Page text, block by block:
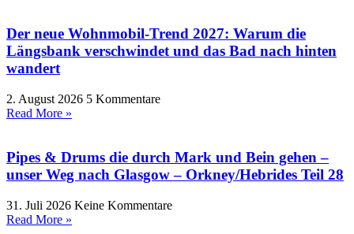
Der neue Wohnmobil-Trend 2027: Warum die
Längsbank verschwindet und das Bad nach hinten
wandert
2. August 2026 5 Kommentare
Read More »
Pipes & Drums die durch Mark und Bein gehen –
unser Weg nach Glasgow – Orkney/Hebrides Teil 28
31. Juli 2026 Keine Kommentare
Read More »